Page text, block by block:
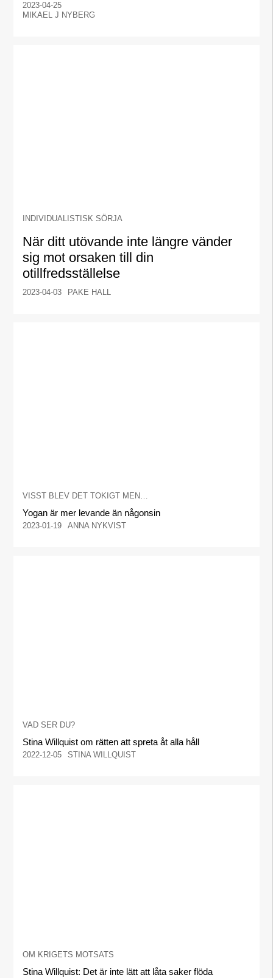
2023-04-25
MIKAEL J NYBERG
INDIVIDUALISTISK SÖRJA
När ditt utövande inte längre vänder
sig mot orsaken till din
otillfredsställelse
2023-04-03 PAKE HALL
VISST BLEV DET TOKIGT MEN…
Yogan är mer levande än någonsin
2023-01-19 ANNA NYKVIST
VAD SER DU?
Stina Willquist om rätten att spreta åt alla håll
2022-12-05 STINA WILLQUIST
OM KRIGETS MOTSATS
Stina Willquist: Det är inte lätt att låta saker flöda